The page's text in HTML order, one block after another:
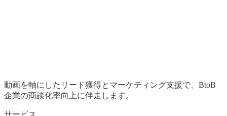
動画を軸にしたリード獲得とマーケティング支援で、BtoB
企業の商談化率向上に伴走します。